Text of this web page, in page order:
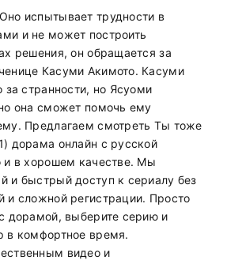
испытывает трудности в
и не может построить
решения, он обращается за
Касуми Акимото. Касуми
за странности, но Ясуоми
она сможет помочь ему
Предлагаем смотреть Ты тоже
дорама онлайн с русской
и в хорошем качестве. Мы
и быстрый доступ к сериалу без
и сложной регистрации. Просто
дорамой, выберите серию и
в комфортное время.
видео и